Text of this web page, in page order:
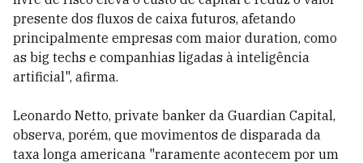
presente dos fluxos de caixa futuros, afetando
principalmente empresas com maior duration, como
as big techs e companhias ligadas à inteligência
artificial", afirma.
Leonardo Netto, private banker da Guardian Capital,
observa, porém, que movimentos de disparada da
taxa longa americana "raramente acontecem por um